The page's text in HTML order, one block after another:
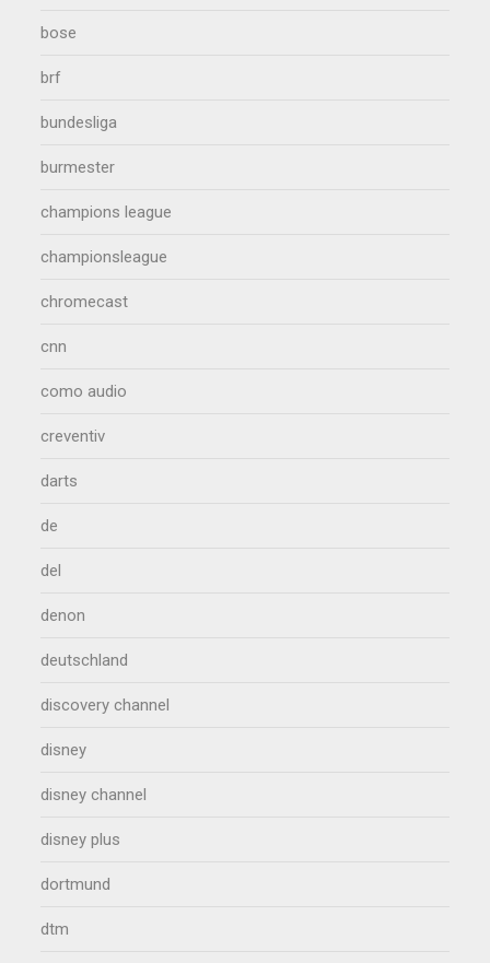
bose
brf
bundesliga
burmester
champions league
championsleague
chromecast
cnn
como audio
creventiv
darts
de
del
denon
deutschland
discovery channel
disney
disney channel
disney plus
dortmund
dtm